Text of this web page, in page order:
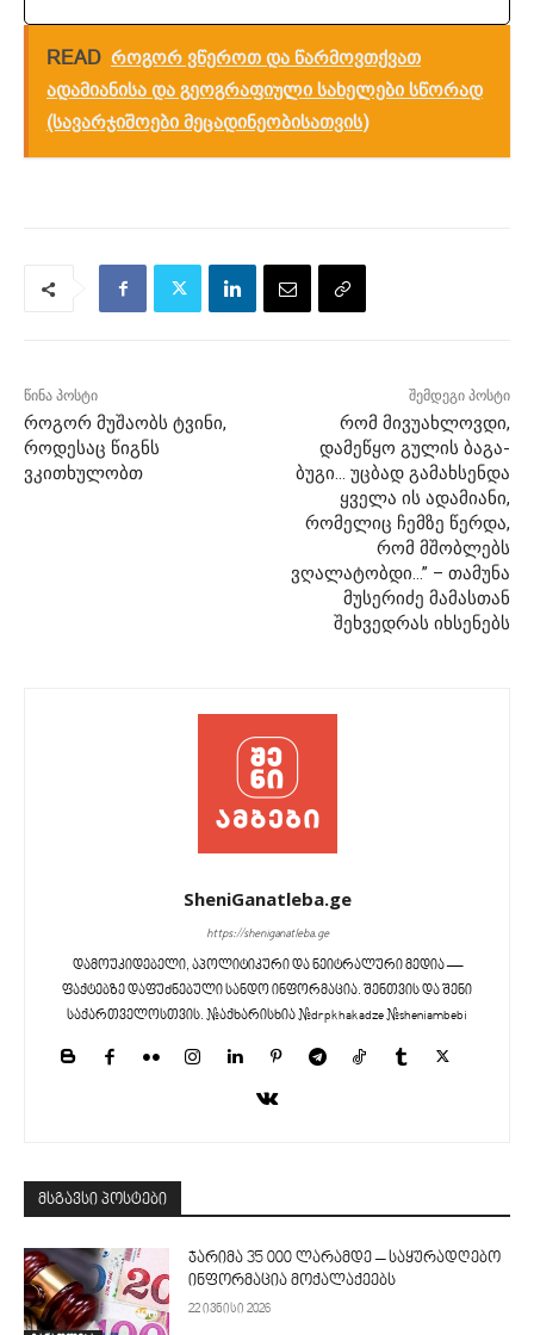
READ როგორ ვწეროთ და წარმოვთქვათ
ადამიანისა და გეოგრაფიული სახელები სწორად
(სავარჯიშოები მეცადინეობისათვის)
წინა პოსტი
როგორ მუშაობს ტვინი,
როდესაც წიგნს
ვკითხულობთ
შემდეგი პოსტი
რომ მივუახლოვდი,
დამეწყო გულის ბაგა-
ბუგი… უცბად გამახსენდა
ყველა ის ადამიანი,
რომელიც ჩემზე წერდა,
რომ მშობლებს
ვღალატობდი…” – თამუნა
მუსერიძე მამასთან
შეხვედრას იხსენებს
SheniGanatleba.ge
https://sheniganatleba.ge
დამოუკიდებელი, აპოლიტიკური და ნეიტრალური მედია —
ფაქტებზე დაფუძნებული სანდო ინფორმაცია. შენთვის და შენი
საქართველოსთვის. #აქხარისხია #drpkhakadze #sheniambebi
მსგავსი პოსტები
ჯარიმა 35 000 ლარამდე – საყურადღებო
ინფორმაცია მოქალაქეებს
22 ივნისი 2026